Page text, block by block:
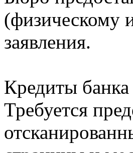
(физическому
заявления.
Кредиты банка
Требуется